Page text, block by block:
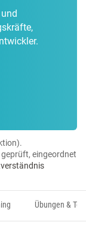
eingeordnet
Übungen &